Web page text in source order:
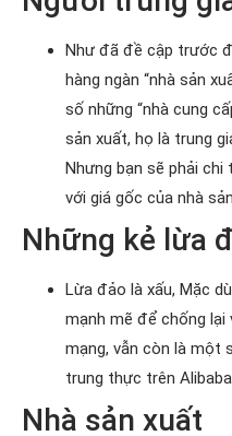
Như đã đề cập trước
hàng ngàn “nhà sản
số những “nhà cung
sản xuất, họ là trung
Nhưng bạn sẽ phải
với giá gốc của nhà
Những kẻ lừa
Lừa đảo là xấu, Mặc
mạnh mẽ để chống lại
mạng, vẫn còn là một
trung thực trên
Nhà sản xuất